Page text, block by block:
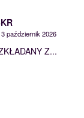
październik 2026
Z...